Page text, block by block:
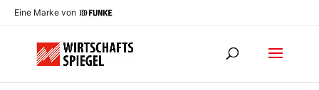
Eine Marke von